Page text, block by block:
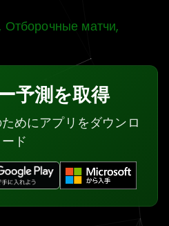
матчи,
予測を取得
めにアプリをダウンロ
ード